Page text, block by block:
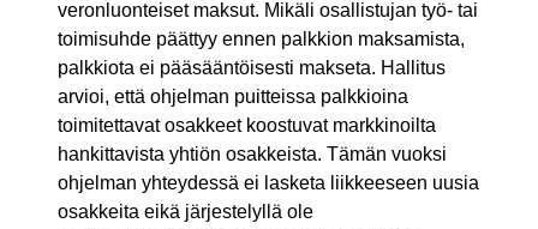
veronluonteiset maksut. Mikäli osallistujan työ- tai
toimisuhde päättyy ennen palkkion maksamista,
palkkiota ei pääsääntöisesti makseta. Hallitus
arvioi, että ohjelman puitteissa palkkioina
toimitettavat osakkeet koostuvat markkinoilta
hankittavista yhtiön osakkeista. Tämän vuoksi
ohjelman yhteydessä ei lasketa liikkeeseen uusia
osakkeita eikä järjestelyllä ole